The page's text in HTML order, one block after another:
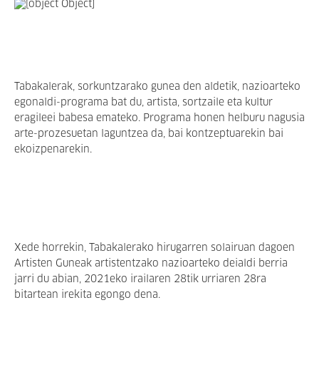
Tabakalerak, sorkuntzarako gunea den aldetik, nazioarteko
egonaldi-programa bat du, artista, sortzaile eta kultur
eragileei babesa emateko. Programa honen helburu nagusia
arte-prozesuetan laguntzea da, bai kontzeptuarekin bai
ekoizpenarekin.
Xede horrekin, Tabakalerako hirugarren solairuan dagoen
Artisten Guneak artistentzako nazioarteko deialdi berria
jarri du abian, 2021eko irailaren 28tik urriaren 28ra
bitartean irekita egongo dena.